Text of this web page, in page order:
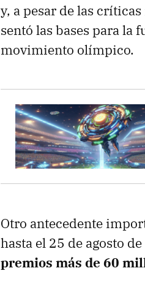
y, a pesar de las
sentó las bases para la
movimiento olímpico.
Otro antecedente
hasta el 25 de agosto
premios más de 60